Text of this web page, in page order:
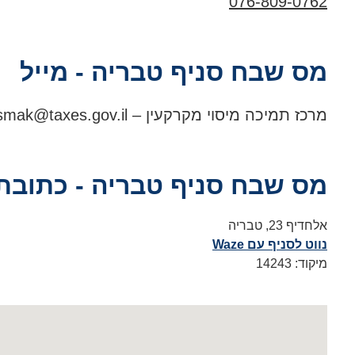
מס שבח סניף טבריה - מייל
מרכז תמיכה מיסוי מקרקעין –
מס שבח סניף טבריה -
אלחדיף 23, טבריה
נווט לסניף עם Waze
מיקוד: 14243